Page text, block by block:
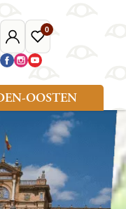
Mijn
Djoser
0
Favoriete
reizen
OOSTEN
Arabië